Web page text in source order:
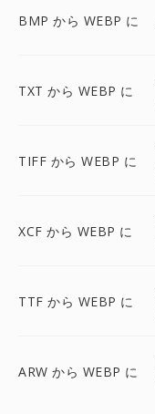
BMP から WEBP に
TXT から WEBP に
TIFF から WEBP に
XCF から WEBP に
TTF から WEBP に
ARW から WEBP に